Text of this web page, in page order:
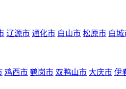
辽源市 通化市 白山市 松原市 白城
鸡西市 鹤岗市 双鸭山市 大庆市 伊